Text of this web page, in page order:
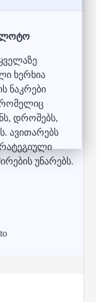
ლოტო
ხერხია
ნაკრები
რომელიც
დროშებს,
ავითარებს
უნარებს.